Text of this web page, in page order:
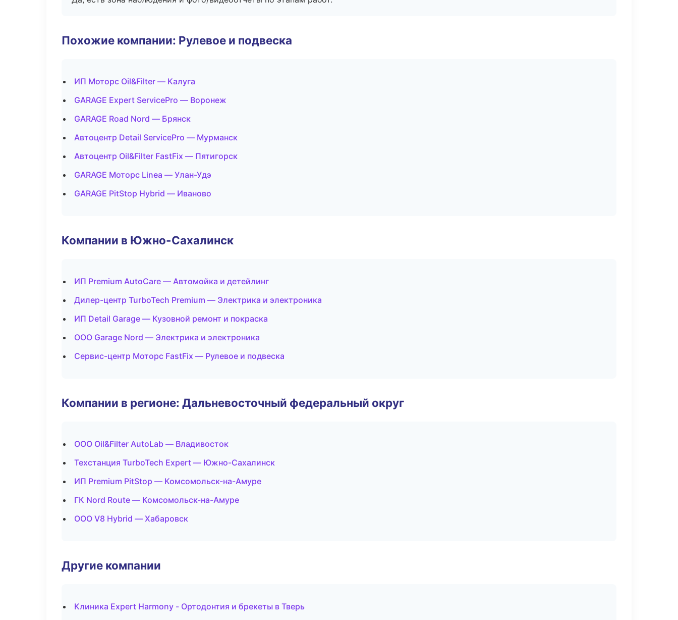
Похожие компании: Рулевое и подвеска
ИП Моторс Oil&Filter — Калуга
GARAGE Expert ServicePro — Воронеж
GARAGE Road Nord — Брянск
Автоцентр Detail ServicePro — Мурманск
Автоцентр Oil&Filter FastFix — Пятигорск
GARAGE Моторс Linea — Улан-Удэ
GARAGE PitStop Hybrid — Иваново
Компании в Южно-Сахалинск
ИП Premium AutoCare — Автомойка и детейлинг
Дилер-центр TurboTech Premium — Электрика и электроника
ИП Detail Garage — Кузовной ремонт и покраска
ООО Garage Nord — Электрика и электроника
Сервис-центр Моторс FastFix — Рулевое и подвеска
Компании в регионе: Дальневосточный федеральный округ
ООО Oil&Filter AutoLab — Владивосток
Техстанция TurboTech Expert — Южно-Сахалинск
ИП Premium PitStop — Комсомольск-на-Амуре
ГК Nord Route — Комсомольск-на-Амуре
ООО V8 Hybrid — Хабаровск
Другие компании
Клиника Expert Harmony - Ортодонтия и брекеты в Тверь